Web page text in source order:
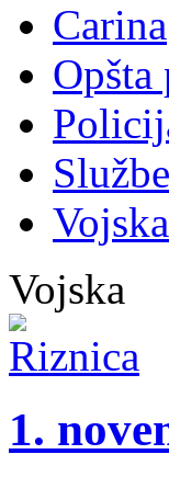
Carina
Službe
Vojska
Vojska
1.